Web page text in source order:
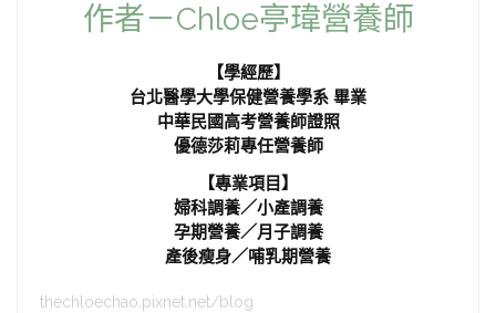
作者－Chloe亭瑋營養師
【學經歷】
台北醫學大學保健營養學系 畢業
中華民國高考營養師證照
優德莎莉專任營養師
【專業項目】
婦科調養／小產調養
孕期營養／月子調養
產後瘦身／哺乳期營養
thechloechao.pixnet.net/blog